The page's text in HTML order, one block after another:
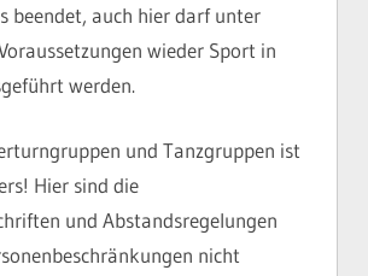
beendet, auch hier darf unter
wieder Sport in
werden.
und Tanzgruppen ist
Hier sind die
und Abstandsregelungen
nicht